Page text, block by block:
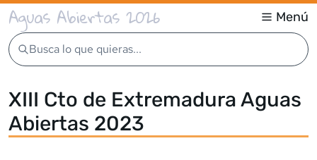
Aguas Abiertas 2026 Menú
Busca lo que quieras...
XIII Cto de Extremadura Aguas
Abiertas 2023